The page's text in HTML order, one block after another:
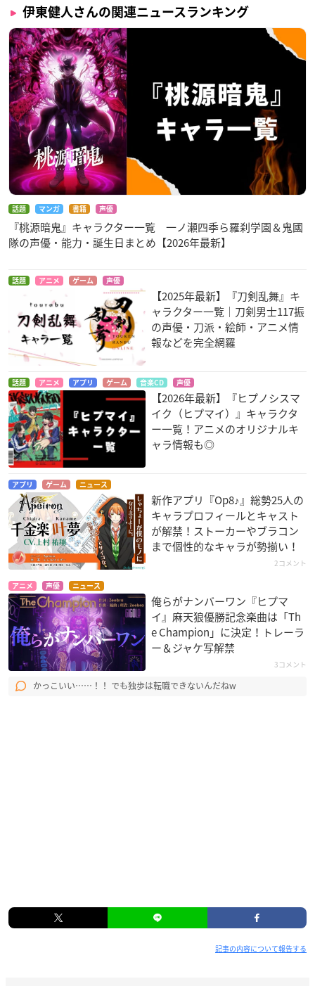
伊東健人さんの関連ニュースランキング
話題 マンガ 書籍 声優
『桃源暗鬼』キャラクター一覧 一ノ瀬四季ら羅刹学園＆鬼國
隊の声優・能力・誕生日まとめ【2026年最新】
話題 アニメ ゲーム 声優
【2025年最新】『刀剣乱舞』キ
ャラクター一覧｜刀剣男士117振
の声優・刀派・絵師・アニメ情
報などを完全網羅
話題 アニメ アプリ ゲーム 音楽CD 声優
【2026年最新】『ヒプノシスマ
イク（ヒプマイ）』キャラクタ
ー一覧！アニメのオリジナルキ
ャラ情報も◎
アプリ ゲーム ニュース
新作アプリ『Op8♪』総勢25人の
キャラプロフィールとキャスト
が解禁！ストーカーやブラコン
まで個性的なキャラが勢揃い！
2コメント
アニメ 声優 ニュース
俺らがナンバーワン『ヒプマ
イ』麻天狼優勝記念楽曲は「Th
e Champion」に決定！トレーラ
ー＆ジャケ写解禁
3コメント
かっこいい……！！ でも独歩は転職できないんだねw
記事の内容について報告する